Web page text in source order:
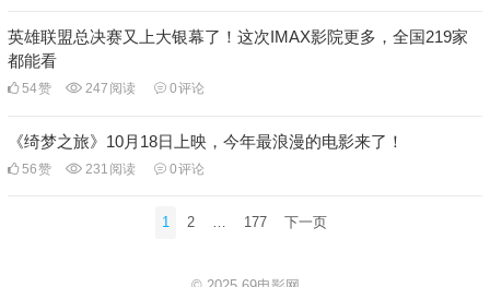
英雄联盟总决赛又上大银幕了！这次IMAX影院更多，全国219家
都能看
54赞 247 阅读 0评论
《绮梦之旅》10月18日上映，今年最浪漫的电影来了！
56赞 231 阅读 0评论
1 2 177 下一页